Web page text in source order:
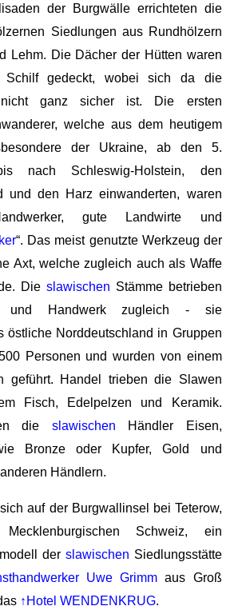
der Burgwälle errichteten die
Siedlungen aus Rundhölzern
Lehm. Die Dächer der Hütten waren
Schilf gedeckt, wobei sich da die
nicht ganz sicher ist. Die ersten
welche aus dem heutigem
der Ukraine, ab den 5.
nach Schleswig-Holstein, den
und den Harz einwanderten, waren
gute Landwirte und
“. Das meist genutzte Werkzeug der
Axt, welche zugleich auch als Waffe
Die slawischen Stämme betrieben
und Handwerk zugleich - sie
östliche Norddeutschland in Gruppen
Personen und wurden von einem
geführt. Handel trieben die Slawen
Fisch, Edelpelzen und Keramik.
die slawischen Händler Eisen,
Bronze oder Kupfer, Gold und
Händlern.
auf der Burgwallinsel bei Teterow,
Schweiz, ein
der slawischen Siedlungsstätte
Uwe Grimm aus Groß
↑Hotel WENDENKRUG.